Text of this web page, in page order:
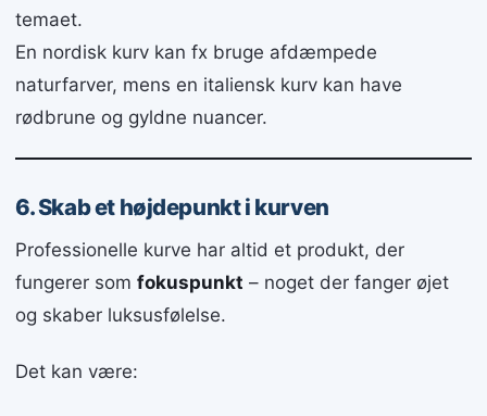
temaet.
En nordisk kurv kan fx bruge afdæmpede
naturfarver, mens en italiensk kurv kan have
rødbrune og gyldne nuancer.
6. Skab et højdepunkt i kurven
Professionelle kurve har altid et produkt, der
fungerer som fokuspunkt – noget der fanger øjet
og skaber luksusfølelse.
Det kan være: